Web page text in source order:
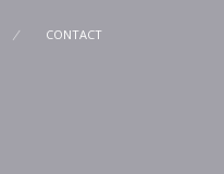
CONTACT